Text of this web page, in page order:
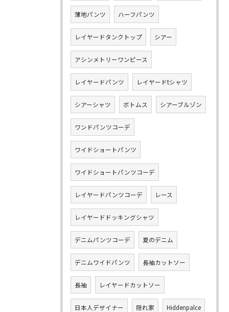
薄地パンツ ハーフパンツ
レイヤードタンクトップ シアー
アシンメトリーワンピース
レイヤードパンツ レイヤードtシャツ
シアーシャツ ボトムス シアーブルゾン
ワンドパンツコーデ
ワイドショートパンツ
ワイドショートパンツコーデ
レイヤードパンツコーデ レース
レイヤードドッキングシャツ
デニムパンツコーデ 夏のデニム
デニムワイドパンツ 長袖カットソー
長袖 レイヤードカットソー
日本人デザイナー 隠れ家 Hiddenpalce